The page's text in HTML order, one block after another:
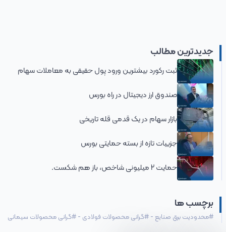
جدیدترین مطالب
ثبت رکورد بیشترین ورود پول حقیقی به معاملات سهام
صندوق ارز دیجیتال در راه بورس
بازار سهام در یک قدمی قله تاریخی
جزییات تازه از بسته حمایتی بورس
حمایت 2 میلیونی شاخص، باز هم شکست.
برچسب ها
#محدودیت برق صنایع -
#گرانی محصولات فولادی -
#گرانی محصولات سیمانی